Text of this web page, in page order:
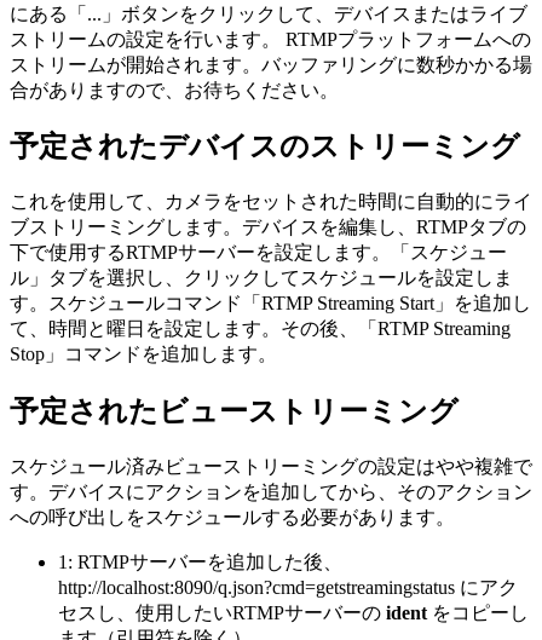
にある「...」ボタンをクリックして、デバイスまたはライブ
ストリームの設定を行います。 RTMPプラットフォームへの
ストリームが開始されます。バッファリングに数秒かかる場
合がありますので、お待ちください。
予定されたデバイスのストリーミング
これを使用して、カメラをセットされた時間に自動的にライ
ブストリーミングします。デバイスを編集し、RTMPタブの
下で使用するRTMPサーバーを設定します。「スケジュー
ル」タブを選択し、クリックしてスケジュールを設定しま
す。スケジュールコマンド「RTMP Streaming Start」を追加し
て、時間と曜日を設定します。その後、「RTMP Streaming
Stop」コマンドを追加します。
予定されたビューストリーミング
スケジュール済みビューストリーミングの設定はやや複雑で
す。デバイスにアクションを追加してから、そのアクション
への呼び出しをスケジュールする必要があります。
1: RTMPサーバーを追加した後、
http://localhost:8090/q.json?cmd=getstreamingstatus にアク
セスし、使用したいRTMPサーバーの ident をコピーし